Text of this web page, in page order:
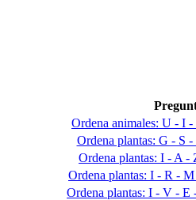
Ordena animales: U - I
Ordena plantas: G - S
Ordena plantas: I - A
Ordena plantas: I - R -
Ordena plantas: I - V -